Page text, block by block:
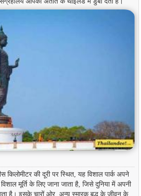
की दूरी पर स्थित, यह विशाल पार्क अपने
मूर्ति के लिए जाना जाता है, जिसे दुनिया में अपनी
है। इसके चारों ओर, अन्य स्मारक बुद्ध के जीवन के